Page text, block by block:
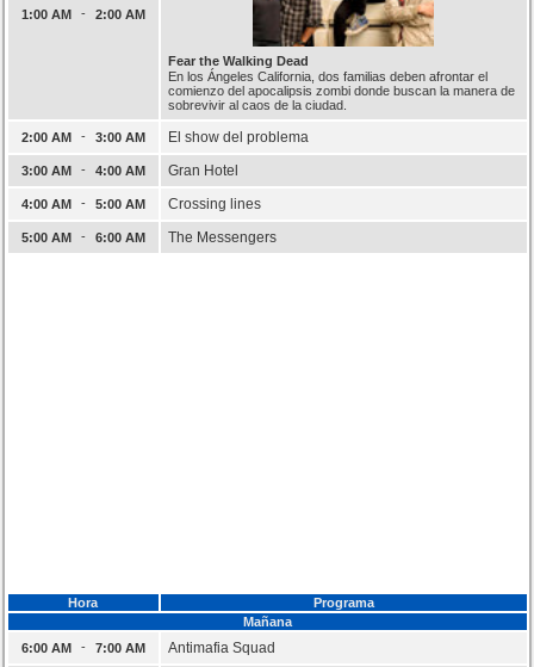
1:00 AM - 2:00 AM
Fear the Walking Dead
En los Ángeles California, dos familias deben afrontar el
comienzo del apocalipsis zombi donde buscan la manera de
sobrevivir al caos de la ciudad.
2:00 AM - 3:00 AM El show del problema
3:00 AM - 4:00 AM Gran Hotel
4:00 AM - 5:00 AM Crossing lines
5:00 AM - 6:00 AM The Messengers
Hora
Programa
Mañana
6:00 AM
- 7:00 AM Antimafia Squad